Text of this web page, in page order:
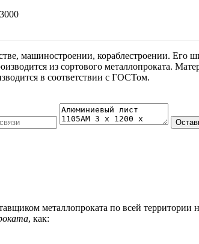
машиностроении, кораблестроении.
из сортового металлопроката.
в соответствии с ГОСТом.
металлопроката по всей
, как: